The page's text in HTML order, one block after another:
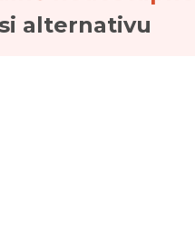
alternativu